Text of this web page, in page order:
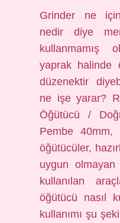
Grinder ne
nedir diye
kullanmamış
yaprak halinde
düzenektir
ne işe yarar?
Öğütücü /
Pembe
öğütücüler,
uygun olmayan
kullanılan
öğütücü nasıl
kullanımı şu